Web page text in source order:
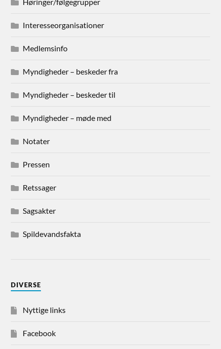
Interesseorganisationer
Medlemsinfo
Myndigheder – beskeder fra
Myndigheder – beskeder til
Myndigheder – møde med
Notater
Pressen
Retssager
Sagsakter
Spildevandsfakta
DIVERSE
Nyttige links
Facebook